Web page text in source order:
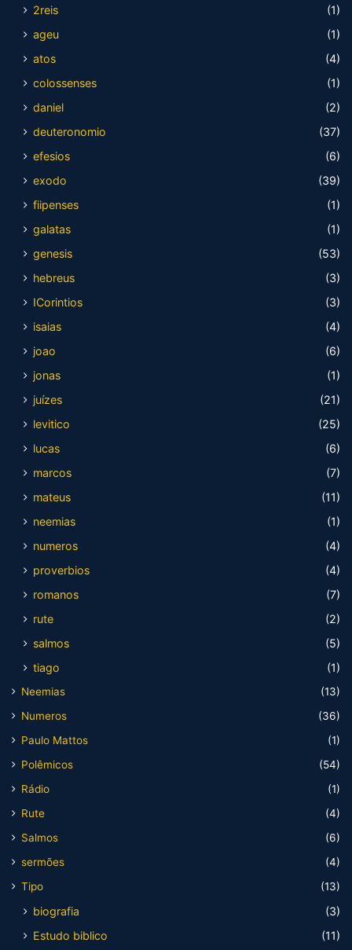
2reis
(1)
ageu
(1)
atos
(4)
colossenses
(1)
daniel
(2)
deuteronomio
(37)
efesios
(6)
exodo
(39)
fiipenses
(1)
galatas
(1)
genesis
(53)
hebreus
(3)
ICorintios
(3)
isaias
(4)
joao
(6)
jonas
(1)
juízes
(21)
levitico
(25)
lucas
(6)
marcos
(7)
mateus
(11)
neemias
(1)
numeros
(4)
proverbios
(4)
romanos
(7)
rute
(2)
salmos
(5)
tiago
(1)
Neemias
(13)
Numeros
(36)
Paulo Mattos
(1)
Polêmicos
(54)
Rádio
(1)
Rute
(4)
Salmos
(6)
sermões
(4)
Tipo
(13)
biografia
(3)
Estudo biblico
(11)